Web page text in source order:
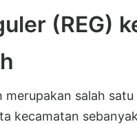
(REG)
merupakan salah
kecamatan